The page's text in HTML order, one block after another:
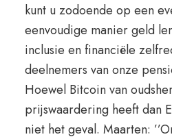
kunt u zodoende op een
eenvoudige manier geld
inclusie en financiële
deelnemers van onze
Hoewel Bitcoin van
prijswaardering heeft dan
niet het geval. Maarten: